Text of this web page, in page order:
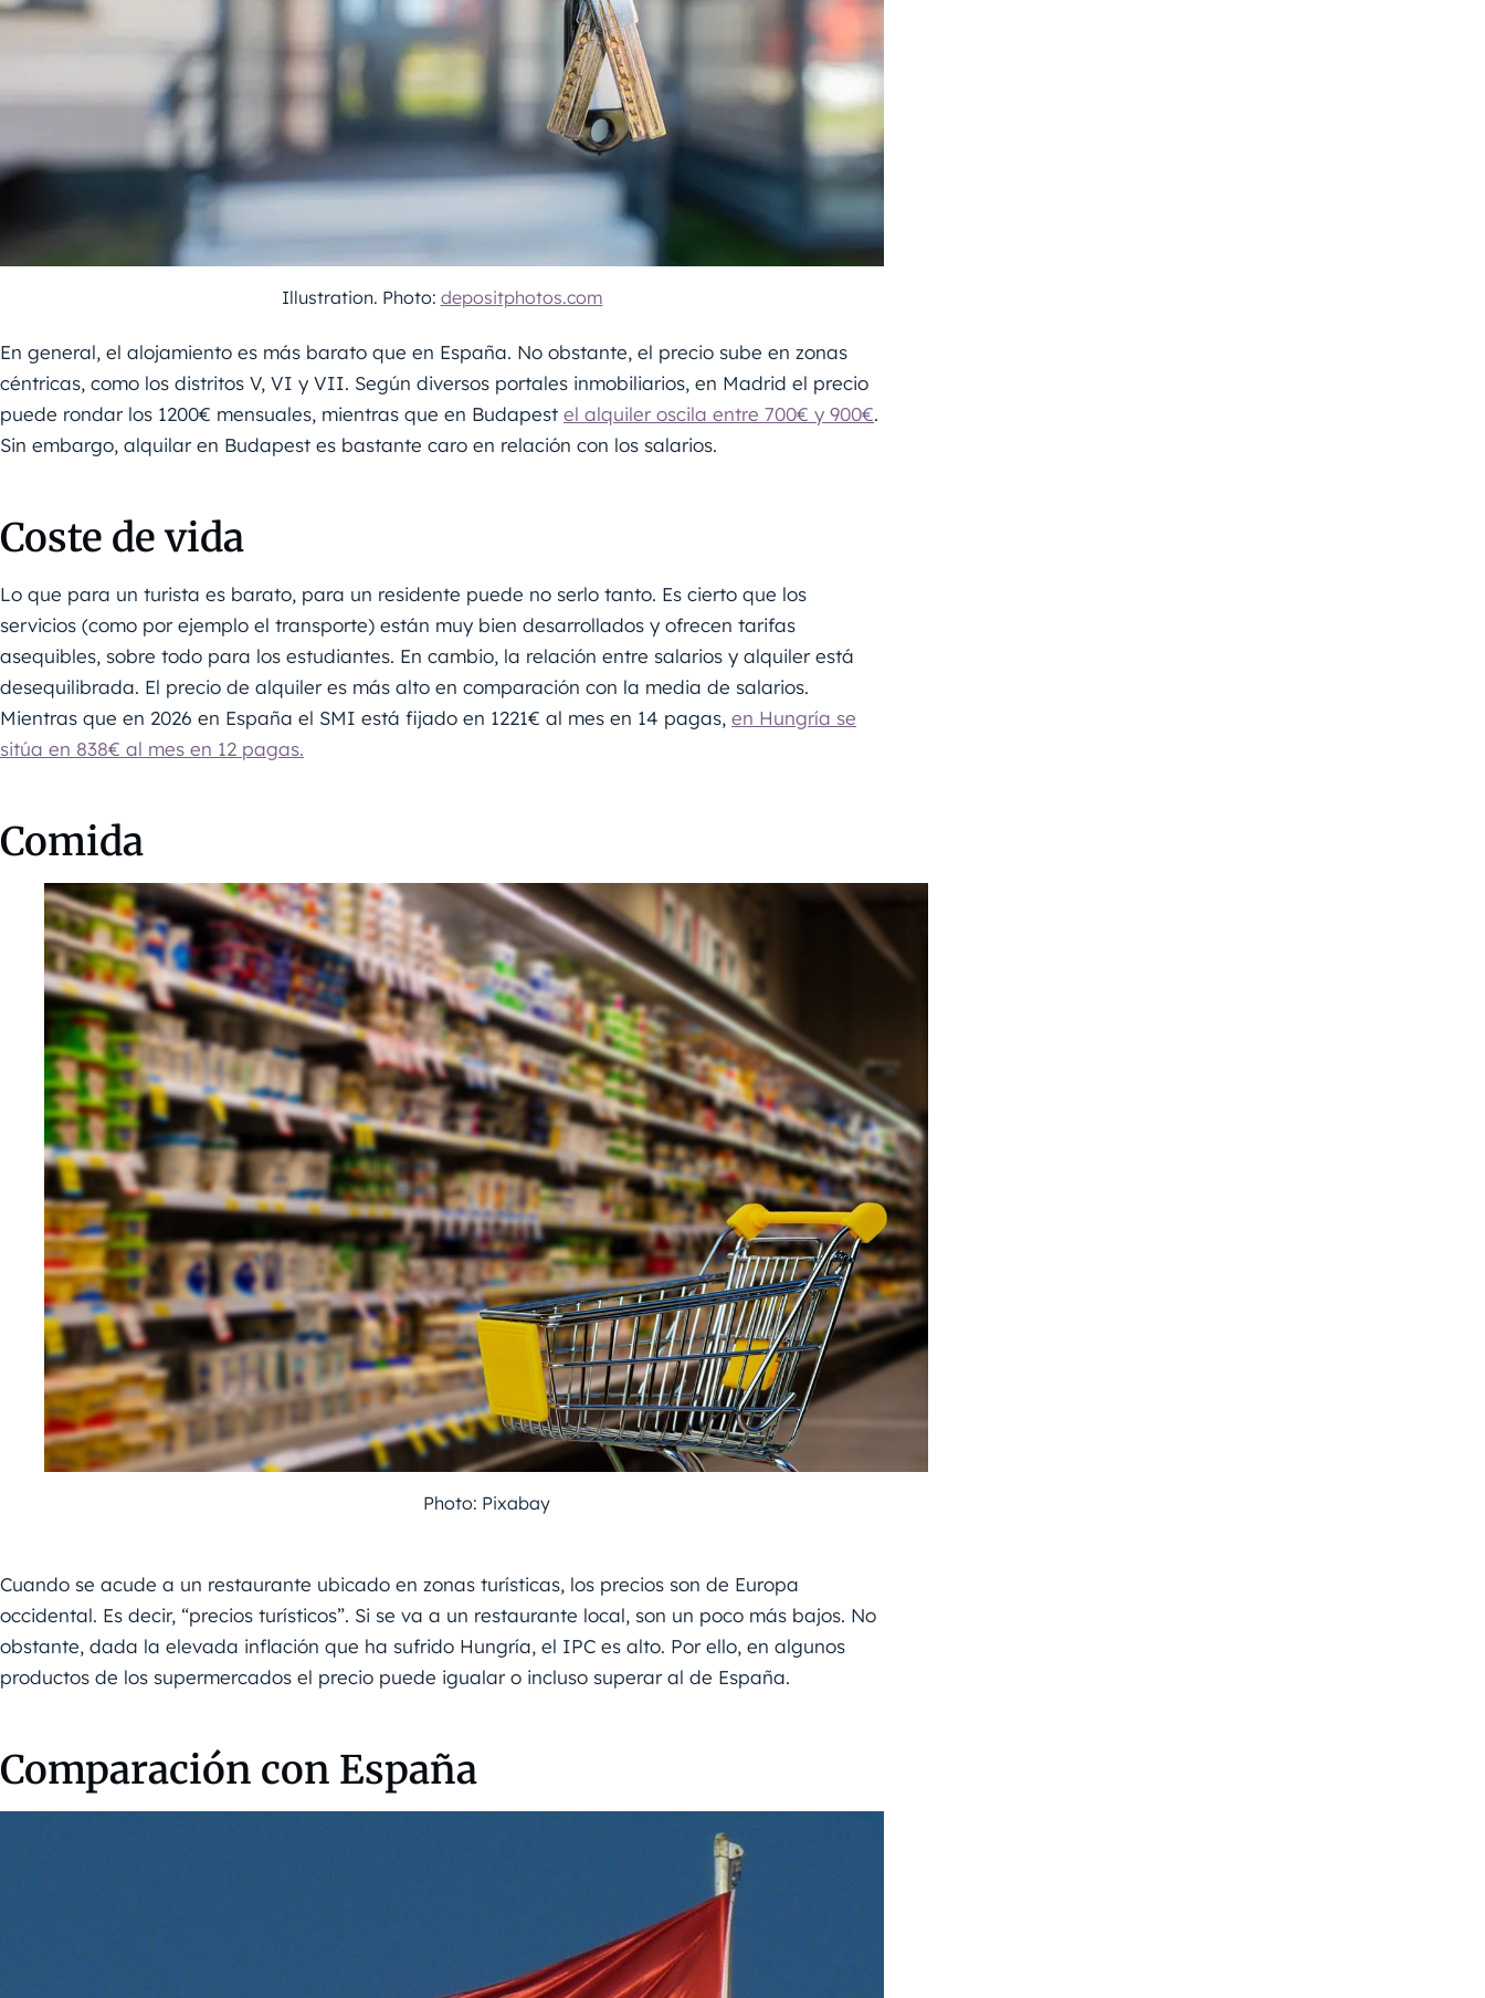
Illustration. Photo: depositphotos.com
En general, el alojamiento es más barato que en España. No obstante, el precio sube en zonas
céntricas, como los distritos V, VI y VII. Según diversos portales inmobiliarios, en Madrid el precio
puede rondar los 1200€ mensuales, mientras que en Budapest el alquiler oscila entre 700€ y 900€.
Sin embargo, alquilar en Budapest es bastante caro en relación con los salarios.
Coste de vida
Lo que para un turista es barato, para un residente puede no serlo tanto. Es cierto que los
servicios (como por ejemplo el transporte) están muy bien desarrollados y ofrecen tarifas
asequibles, sobre todo para los estudiantes. En cambio, la relación entre salarios y alquiler está
desequilibrada. El precio de alquiler es más alto en comparación con la media de salarios.
Mientras que en 2026 en España el SMI está fijado en 1221€ al mes en 14 pagas, en Hungría se
sitúa en 838€ al mes en 12 pagas.
Comida
Photo: Pixabay
Cuando se acude a un restaurante ubicado en zonas turísticas, los precios son de Europa
occidental. Es decir, “precios turísticos”. Si se va a un restaurante local, son un poco más bajos. No
obstante, dada la elevada inflación que ha sufrido Hungría, el IPC es alto. Por ello, en algunos
productos de los supermercados el precio puede igualar o incluso superar al de España.
Comparación con España